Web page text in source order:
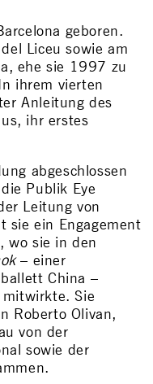
geboren.
Liceu sowie am
ehe sie 1997 zu
ihrem vierten
Anleitung des
ihr erstes
abgeschlossen
Publik Eye
Leitung von
sie ein Engagement
wo sie in den
– einer
China –
Sie
Roberto Olivan,
von der
sowie der